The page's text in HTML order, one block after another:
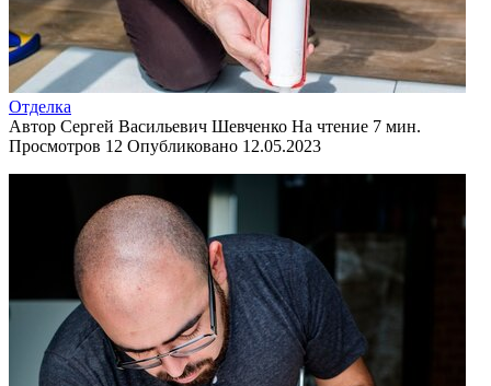
Отделка
Автор Сергей Васильевич Шевченко На чтение 7 мин.
Просмотров 12 Опубликовано 12.05.2023